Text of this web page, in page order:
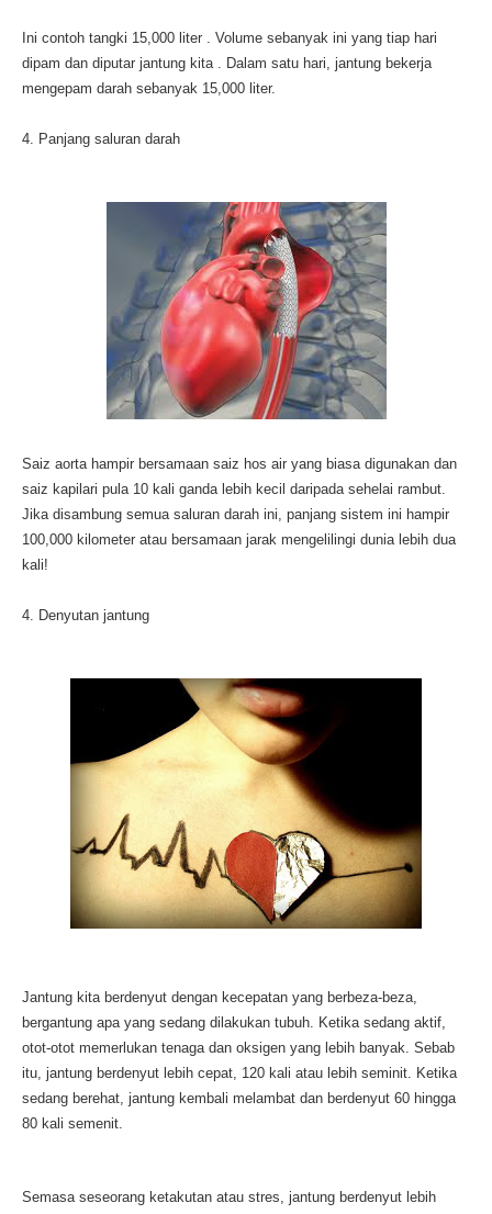
Ini contoh tangki 15,000 liter . Volume sebanyak ini yang tiap hari
dipam dan diputar jantung kita . Dalam satu hari, jantung bekerja
mengepam darah sebanyak 15,000 liter.
4. Panjang saluran darah
Saiz aorta hampir bersamaan saiz hos air yang biasa digunakan dan
saiz kapilari pula 10 kali ganda lebih kecil daripada sehelai rambut.
Jika disambung semua saluran darah ini, panjang sistem ini hampir
100,000 kilometer atau bersamaan jarak mengelilingi dunia lebih dua
kali!
4. Denyutan jantung
Jantung kita berdenyut dengan kecepatan yang berbeza-beza,
bergantung apa yang sedang dilakukan tubuh. Ketika sedang aktif,
otot-otot memerlukan tenaga dan oksigen yang lebih banyak. Sebab
itu, jantung berdenyut lebih cepat, 120 kali atau lebih seminit. Ketika
sedang berehat, jantung kembali melambat dan berdenyut 60 hingga
80 kali semenit.
Semasa seseorang ketakutan atau stres, jantung berdenyut lebih